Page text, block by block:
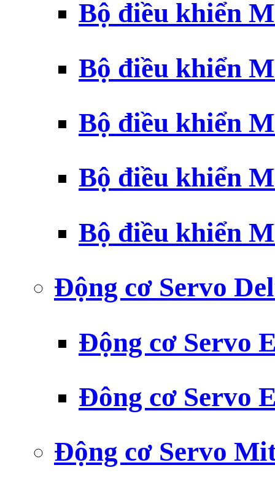
Bộ điều khiển
Bộ điều khiển
Bộ điều khiển
Bộ điều khiển
Bộ điều khiển
Động cơ Servo
Động cơ Servo
Đông cơ Servo
Động cơ Servo